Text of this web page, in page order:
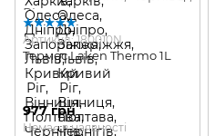
Артикул: 180010N
Термос Laken Thermo 1L
977 грн
Немає в наявності